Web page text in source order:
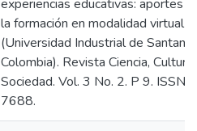
experiencias educativas: aportes
la formación en modalidad virtual
(Universidad Industrial de
Colombia). Revista Ciencia, Cultura
Sociedad. Vol. 3 No. 2. P 9. ISSN
7688.